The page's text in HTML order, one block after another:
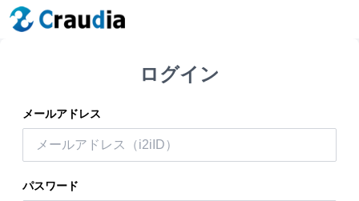
ログイン
メールアドレス
パスワード